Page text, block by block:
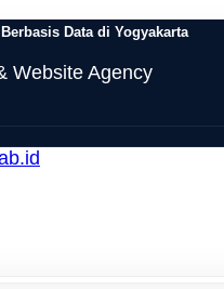
Data di Yogyakarta
Website Agency